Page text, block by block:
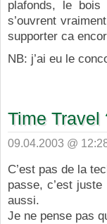
plafonds, le
s’ouvrent
supporter ca
NB: j’ai eu le
Time Travel
09.04.2003 @
C’est pas de la
passe, c’est
aussi.
Je ne pense pas